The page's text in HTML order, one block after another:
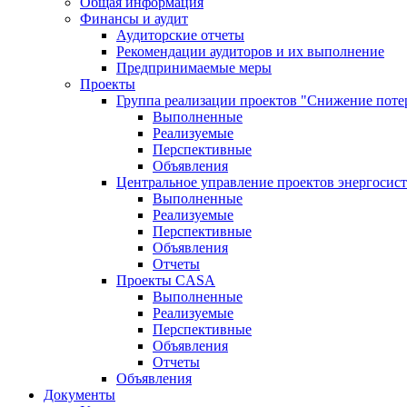
Финансы и аудит
Аудиторские отчеты
Рекомендации аудиторов и их выполнение
Предпринимаемые меры
Проекты
Группа реализации проектов "Снижение
Выполненные
Реализуемые
Перспективные
Объявления
Центральное управление проектов
Выполненные
Реализуемые
Перспективные
Объявления
Отчеты
Проекты CASA
Выполненные
Реализуемые
Перспективные
Объявления
Отчеты
Объявления
Документы